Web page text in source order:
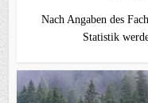
Nach Angaben des
Statistik